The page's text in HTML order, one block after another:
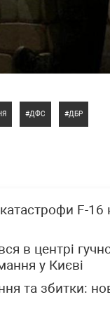
ДФС ДБР
F-16
в центрі
у Києві
та збитки: